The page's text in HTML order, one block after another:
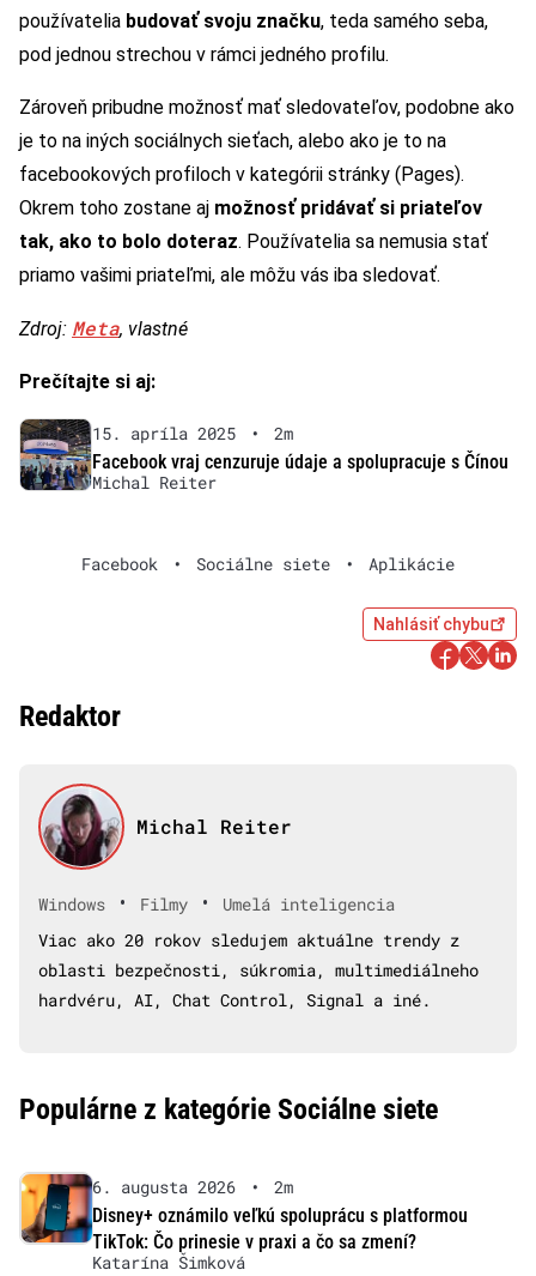
používatelia budovať svoju značku, teda samého seba,
pod jednou strechou v rámci jedného profilu.
Zároveň pribudne možnosť mať sledovateľov, podobne ako
je to na iných sociálnych sieťach, alebo ako je to na
facebookových profiloch v kategórii stránky (Pages).
Okrem toho zostane aj možnosť pridávať si priateľov
tak, ako to bolo doteraz. Používatelia sa nemusia stať
priamo vašimi priateľmi, ale môžu vás iba sledovať.
Zdroj: Meta, vlastné
Prečítajte si aj:
15. apríla 2025 •
2m
Facebook vraj cenzuruje údaje a spolupracuje s Čínou
Michal Reiter
Facebook • Sociálne siete • Aplikácie
Nahlásiť chybu
Redaktor
Michal Reiter
Windows • Filmy •
Umelá inteligencia
Viac ako 20 rokov sledujem aktuálne trendy z
oblasti bezpečnosti, súkromia, multimediálneho
hardvéru, AI, Chat Control, Signal a iné.
Populárne z kategórie Sociálne siete
6. augusta 2026 •
2m
Disney+ oznámilo veľkú spoluprácu s platformou
TikTok: Čo prinesie v praxi a čo sa zmení?
Katarína Šimková